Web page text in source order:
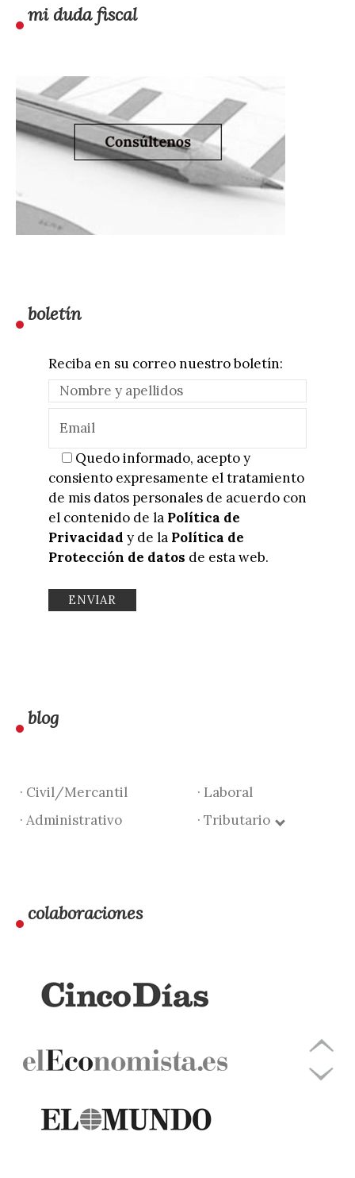
mi duda fiscal
boletín
Reciba en su correo nuestro boletín:
Quedo informado, acepto y
consiento expresamente el tratamiento
de mis datos personales de acuerdo con
el contenido de la Política de
Privacidad y de la Política de
Protección de datos de esta web.
blog
· Civil/Mercantil
· Laboral
· Administrativo
· Tributario
colaboraciones